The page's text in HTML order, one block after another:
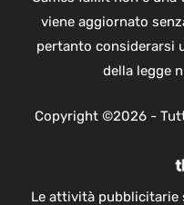
viene aggiornato
pertanto considerarsi
della legge
Copyright ©2026 -
Le attività pubblicitarie